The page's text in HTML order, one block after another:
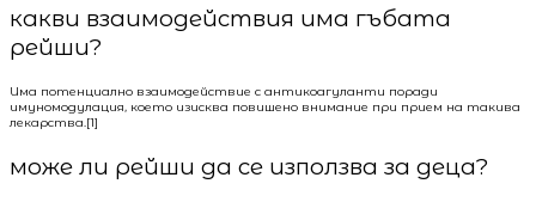
какви взаимодействия има гъбата
рейши?
Има потенциално взаимодействие с антикоагуланти поради
имуномодулация, което изисква повишено внимание при прием на такива
лекарства.[1]
може ли рейши да се използва за деца?